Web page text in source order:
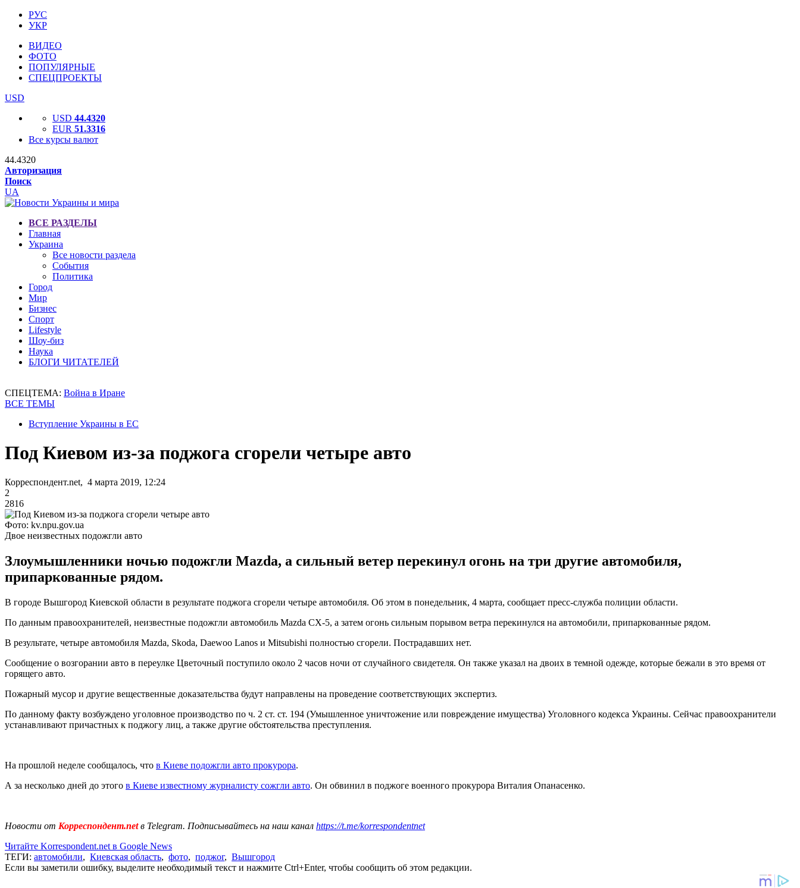
РУС
УКР
ВИДЕО
ФОТО
ПОПУЛЯРНЫЕ
СПЕЦПРОЕКТЫ
USD
USD 44.4320
EUR 51.3316
Все курсы валют
44.4320
Авторизация
Поиск
UA
ВСЕ РАЗДЕЛЫ
Главная
Украина
Все новости раздела
События
Политика
Город
Мир
Бизнес
Спорт
Lifestyle
Шоу-биз
Наука
БЛОГИ ЧИТАТЕЛЕЙ
СПЕЦТЕМА: Война в Иране
ВСЕ ТЕМЫ
Вступление Украины в ЕС
Под Киевом из-за поджога сгорели четыре авто
Корреспондент.net, 4 марта 2019, 12:24
2
2816
Фото: kv.npu.gov.ua
Двое неизвестных подожгли авто
Злоумышленники ночью подожгли Mazda, а сильный ветер перекинул огонь на три другие автомобиля,
припаркованные рядом.
В городе Вышгород Киевской области в результате поджога сгорели четыре автомобиля. Об этом в понедельник, 4 марта, сообщает пресс-служба полиции области.
По данным правоохранителей, неизвестные подожгли автомобиль Mazda CX-5, а затем огонь сильным порывом ветра перекинулся на автомобили, припаркованные рядом.
В результате, четыре автомобиля Mazda, Skoda, Daewoo Lanos и Mitsubishi полностью сгорели. Пострадавших нет.
Сообщение о возгорании авто в переулке Цветочный поступило около 2 часов ночи от случайного свидетеля. Он также указал на двоих в темной одежде, которые бежали в это время от
горящего авто.
Пожарный мусор и другие вещественные доказательства будут направлены на проведение соответствующих экспертиз.
По данному факту возбуждено уголовное производство по ч. 2 ст. ст. 194 (Умышленное уничтожение или повреждение имущества) Уголовного кодекса Украины. Сейчас правоохранители
устанавливают причастных к поджогу лиц, а также другие обстоятельства преступления.
На прошлой неделе сообщалось, что в Киеве подожгли авто прокурора.
А за несколько дней до этого в Киеве известному журналисту сожгли авто. Он обвинил в поджоге военного прокурора Виталия Опанасенко.
Новости от Корреспондент.netв Telegram. Подписывайтесь на наш канал https://t.me/korrespondentnet
Читайте Korrespondent.net в Google News
ТЕГИ: автомобили, Киевская область, фото, поджог, Вышгород
Если вы заметили ошибку, выделите необходимый текст и нажмите Ctrl+Enter, чтобы сообщить об этом редакции.